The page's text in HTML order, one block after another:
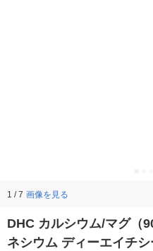
1 / 7 画像を見る
DHC カルシウム/マグ（
ネシウム ディーエイチ